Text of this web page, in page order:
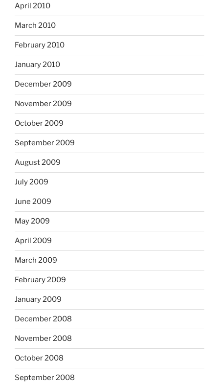
April 2010
March 2010
February 2010
January 2010
December 2009
November 2009
October 2009
September 2009
August 2009
July 2009
June 2009
May 2009
April 2009
March 2009
February 2009
January 2009
December 2008
November 2008
October 2008
September 2008